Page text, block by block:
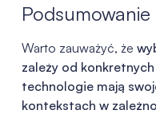
Podsumowanie
Warto zauważyć, że
zależy od
technologie mają
kontekstach w